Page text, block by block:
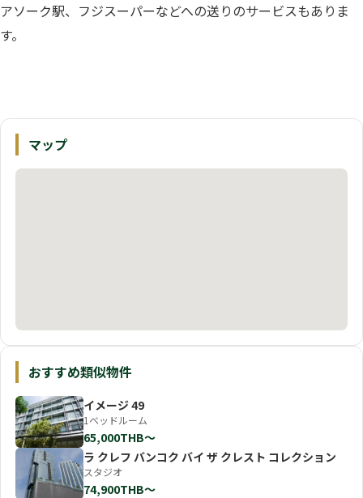
アソーク駅、フジスーパーなどへの送りのサービスもありま
す。
マップ
おすすめ類似物件
イメージ 49
1ベッドルーム
65,000THB〜
ラ クレフ バンコク バイ ザ クレスト コレクション
スタジオ
74,900THB〜